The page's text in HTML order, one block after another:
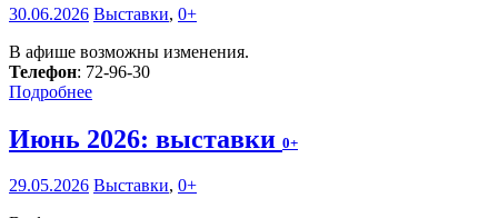
30.06.2026 Выставки, 0+
В афише возможны изменения.
Телефон: 72-96-30
Подробнее
Июнь 2026: выставки 0+
29.05.2026 Выставки, 0+